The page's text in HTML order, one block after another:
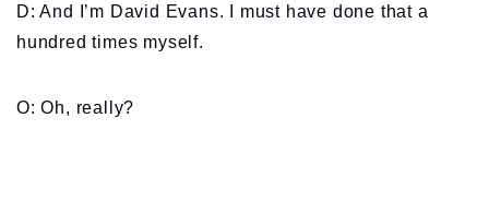
D: And I’m David Evans. I must have done that a
hundred times myself.
O: Oh, really?